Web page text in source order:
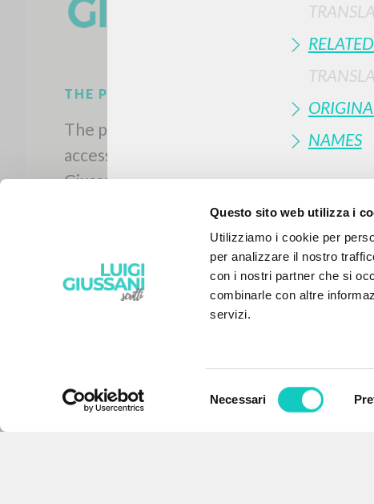
Questo sito web utilizza i
Utilizziamo i cookie per
per analizzare il nostro
con i nostri partner che si
combinarle con altre
servizi.
Necessari
NAMES
TYPE OF WORK
THE PROJECT